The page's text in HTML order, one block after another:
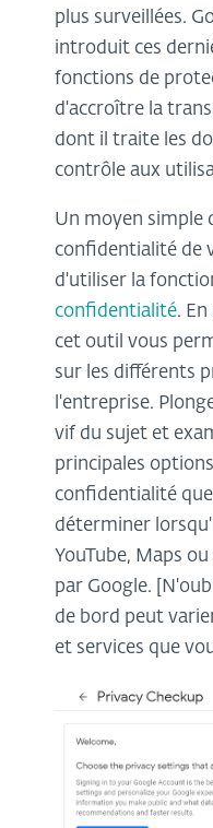
plus surveillées.
introduit ces
fonctions de
d'accroître la
dont il traite les
contrôle aux
Un moyen simple
confidentialité de
d'utiliser la
confidentialité.
cet outil vous
sur les différents
l'entreprise.
vif du sujet et
principales
confidentialité
déterminer
YouTube, Maps
par Google.
de bord peut
et services que